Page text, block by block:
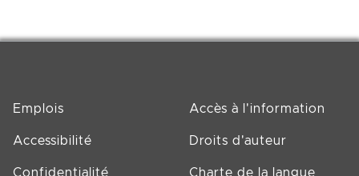
Emplois Accès à l'information
Accessibilité Droits d'auteur
Confidentialité Charte de la langue